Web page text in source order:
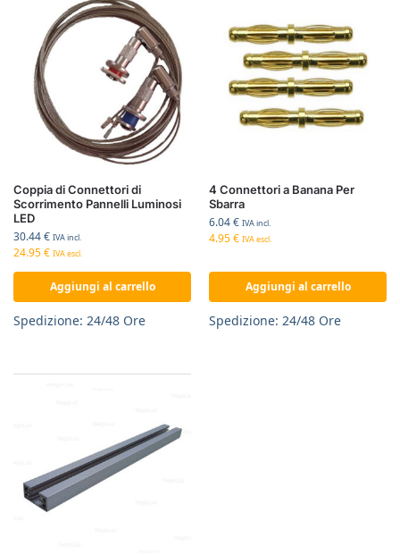
Coppia di Connettori di
Scorrimento Pannelli Luminosi
LED
30.44€ IVA incl.
24.95€ IVA escl.
Aggiungi al carrello
Spedizione: 24/48 Ore
4 Connettori a Banana Per
Sbarra
6.04€ IVA incl.
4.95€ IVA escl.
Aggiungi al carrello
Spedizione: 24/48 Ore